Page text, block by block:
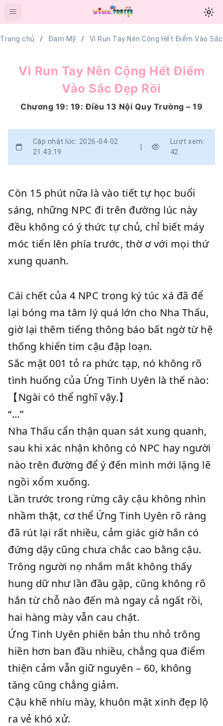
Trang chủ Đam Mỹ Vì Run Tay Nên Cộng Hết Điểm Vào
Vì Run Tay Nên Cộng Hết Điểm
Vào Sắc Đẹp Rồi
Chương 19: 19: Điều 13 Nội Quy Trường – 19
Cập nhật lúc: 2026-04-02
21:43:19
|
Lượt xem:
42
Còn 15 phút nữa là vào tiết tự học buổi
sáng, những NPC đi trên đường lúc này
đều không có ý thức tự chủ, chỉ biết máy
móc tiến lên phía trước, thờ ơ với mọi thứ
xung quanh.
Cái chết của 4 NPC trong ký túc xá đã để
lại bóng ma tâm lý quá lớn cho Nha Thấu,
giờ lại thêm tiếng thông báo bất ngờ từ hệ
thống khiến tim cậu đập loạn.
Sắc mặt 001 tỏ ra phức tạp, nó không rõ
tình huống của Ứng Tinh Uyên là thế nào:
【Ngài có thể nghĩ vậy.】
“…”
Nha Thấu cẩn thận quan sát xung quanh,
sau khi xác nhận không có NPC hay người
nào trên đường để ý đến mình mới lặng lẽ
ngồi xổm xuống.
Lần trước trong rừng cây cậu không nhìn
nhầm thật, cơ thể Ứng Tinh Uyên rõ ràng
đã rút lại rất nhiều, cảm giác giờ hắn có
đứng dậy cũng chưa chắc cao bằng cậu.
Trông người nọ nhắm mắt không thấy
hung dữ như lần đầu gặp, cũng không rõ
hắn từ chỗ nào đến mà ngay cả ngất rồi,
hai hàng mày vẫn cau chặt.
Ứng Tinh Uyên phiên bản thu nhỏ trông
hiền hơn ban đầu nhiều, chẳng qua điểm
thiện cảm vẫn giữ nguyên – 60, không
tăng cũng chẳng giảm.
Cậu khẽ nhíu mày, khuôn mặt xinh đẹp lộ
ra vẻ khó xử.